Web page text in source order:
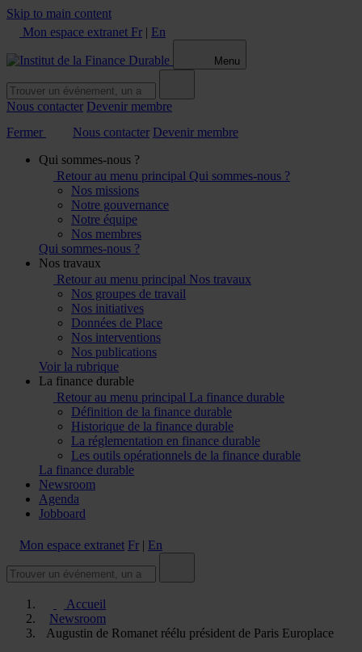
Skip to main content
Mon espace extranet Fr | En
Menu
Nous contacter Devenir membre
Fermer
Nous contacter Devenir membre
Qui sommes-nous ?
Retour au menu principal Qui sommes-nous ?
Nos missions
Notre gouvernance
Notre équipe
Nos membres
Qui sommes-nous ?
Nos travaux
Retour au menu principal Nos travaux
Nos groupes de travail
Nos initiatives
Données de Place
Nos interventions
Nos publications
Voir la rubrique
La finance durable
Retour au menu principal La finance durable
Définition de la finance durable
Historique de la finance durable
La réglementation en finance durable
Les outils opérationnels de la finance durable
La finance durable
Newsroom
Agenda
Jobboard
Mon espace extranet Fr | En
Accueil
Newsroom
Augustin de Romanet réélu président de Paris Europlace